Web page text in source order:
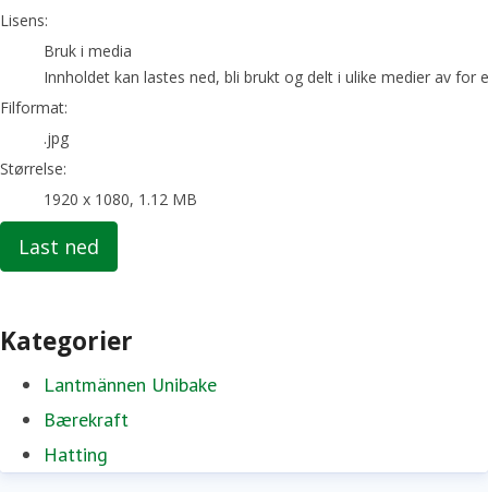
go to media item
Lisens:
Bruk i media
Innholdet kan lastes ned, bli brukt og delt i ulike medier av
Filformat:
.jpg
Størrelse:
1920 x 1080, 1.12 MB
Last ned
Kategorier
Lantmännen Unibake
Bærekraft
Hatting